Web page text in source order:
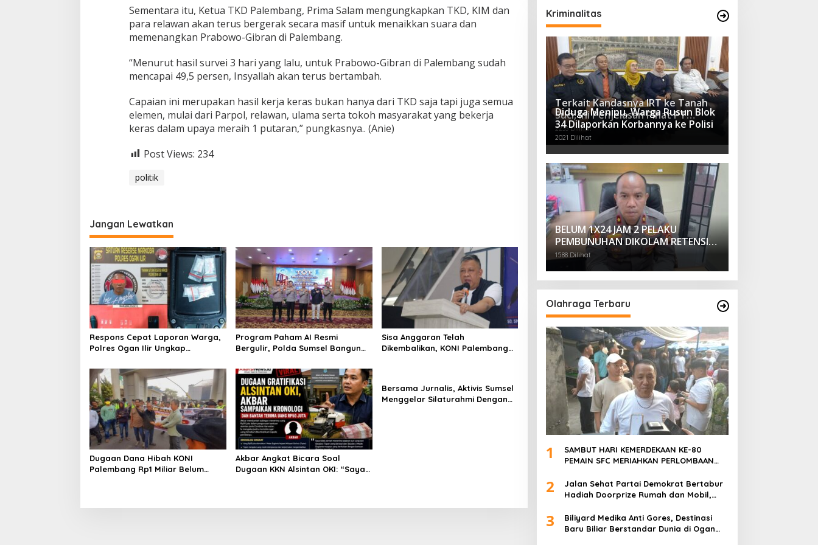
g
Sementara itu, Ketua TKD Palembang, Prima Salam mengungkapkan TKD, KIM dan
para relawan akan terus bergerak secara masif untuk menaikkan suara dan
memenangkan Prabowo-Gibran di Palembang.
“Menurut hasil survei 3 hari yang lalu, untuk Prabowo-Gibran di Palembang sudah
mencapai 49,5 persen, Insyallah akan terus bertambah.
Capaian ini merupakan hasil kerja keras bukan hanya dari TKD saja tapi juga semua
elemen, mulai dari Parpol, relawan, ulama serta tokoh masyarakat yang bekerja
keras dalam upaya meraih 1 putaran,” pungkasnya.. (Anie)
Post Views: 234
politik
Jangan Lewatkan
Respons Cepat Laporan Warga,
Polres Ogan Ilir Ungkap
Selatan
Program Paham AI Resmi
Bergulir, Polda Sumsel Bangun
Sisa Anggaran Telah
Dikembalikan, KONI Palembang
Dugaan Dana Hibah KONI
Palembang Rp1 Miliar Belum
Akbar Angkat Bicara Soal
Dugaan KKN Alsintan OKI: “Saya
Bersama Jurnalis, Aktivis Sumsel
Menggelar Silaturahmi Dengan
Kriminalitas
Terkait Kandasnya IRT ke Tanah
Suci, Ini Penjelasan Pihat PT
Selapan Tour Jayanto
2233 Dilihat
Diduga Menipu, Warga Rusun Blok
34 Dilaporkan Korbannya ke Polisi
2021 Dilihat
BELUM 1X24 JAM 2 PELAKU
PEMBUNUHAN DIKOLAM RETENSI
BELAKANG DPRD KOTA
PALEMBANG TELAH DIRINGKUS
ANGGOTA POLSEK SU 1
PALEMBANG.
1588 Dilihat
Olahraga Terbaru
1
SAMBUT HARI KEMERDEKAAN KE-80
PEMAIN SFC MERIAHKAN PERLOMBAAN
2
Jalan Sehat Partai Demokrat Bertabur
Hadiah Doorprize Rumah dan Mobil,
3
Biliyard Medika Anti Gores, Destinasi
Baru Biliar Berstandar Dunia di Ogan